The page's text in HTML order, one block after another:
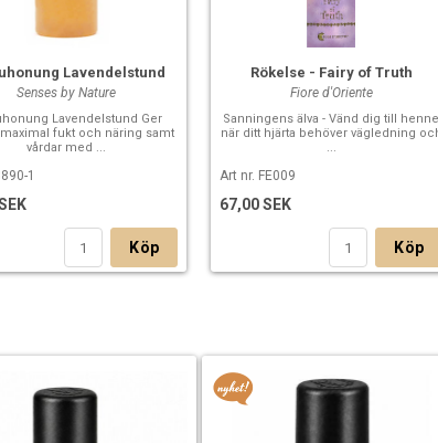
Lavendelstund
Senses by Nature
Lavendelstund Ger
fukt och näring samt
vårdar med ...
1
Köp
Rökelse - Fairy of Truth
Fiore d'Oriente
Sanningens älva - Vänd dig till
när ditt hjärta behöver vägledning
...
Art nr. FE009
67,00 SEK
Köp